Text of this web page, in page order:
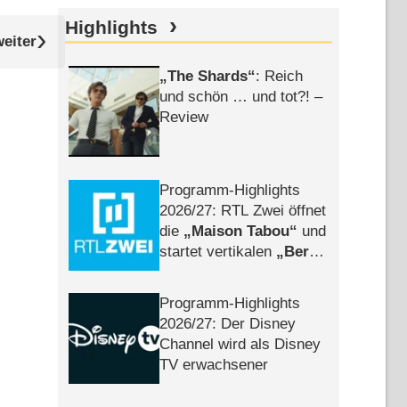
Highlights
The Shards : Reich
und schön … und tot?! –
Review
Programm-Highlights
2026/​27: RTL Zwei öffnet
die
Maison Tabou
und
startet vertikalen
Berlin
Programm-Highlights
2026/​27: Der Disney
Channel wird als Disney
TV erwachsener